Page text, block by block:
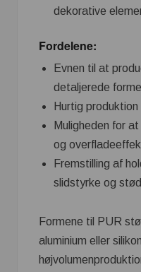
dekorative
Fordelene:
Evnen til at
detaljerede
Hurtig
Muligheden for
og
Fremstilling af
slidstyrke og
Formene til PUR
aluminium eller